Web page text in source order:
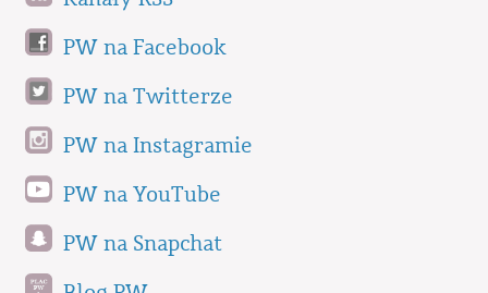
PW na Facebook
PW na Twitterze
PW na Instagramie
PW na YouTube
PW na Snapchat